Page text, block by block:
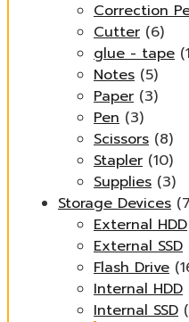
Correction
Cutter (6)
glue - tape
Notes (5)
Paper (3)
Pen (3)
Scissors (8)
Stapler (10)
Supplies (3)
Storage Devices
External HDD
External SSD
Flash Drive
Internal HDD
Internal SSD